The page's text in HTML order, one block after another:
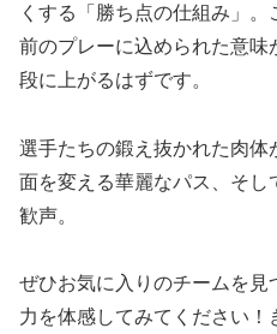
くする「勝ち点の仕組み」
前のプレーに込められた意
段に上がるはずです。
選手たちの鍛え抜かれた肉
面を変える華麗なパス、そ
歓声。
ぜひお気に入りのチームを見
力を体感してみてください！